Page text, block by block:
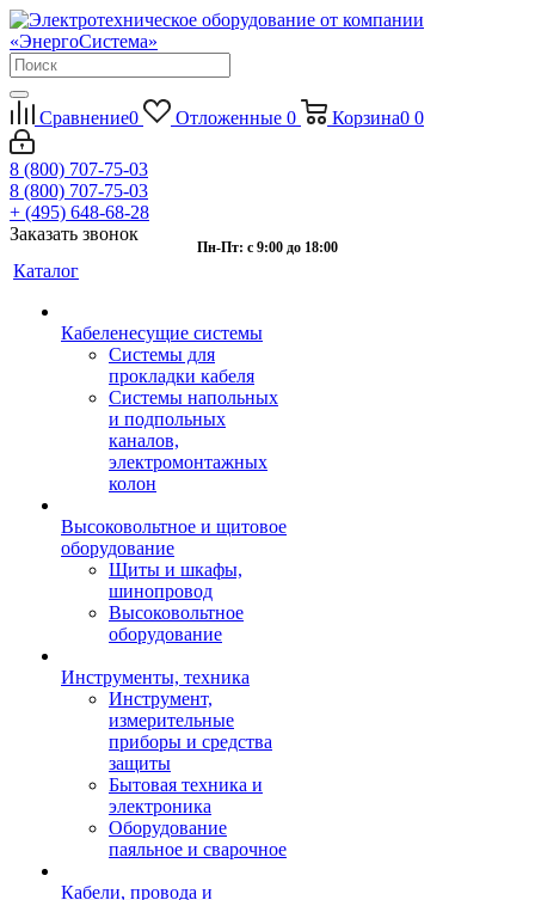
Сравнение0 Отложенные 0 Корзина0 0
8 (800) 707-75-03
8 (800) 707-75-03
+ (495) 648-68-28
Заказать звонок
Пн-Пт: с 9:00 до 18:00
Каталог
Кабеленесущие системы
Системы для
прокладки кабеля
Системы напольных
и подпольных
каналов,
электромонтажных
колон
Высоковольтное и щитовое
оборудование
Щиты и шкафы,
шинопровод
Высоковольтное
оборудование
Инструменты, техника
Инструмент,
измерительные
приборы и средства
защиты
Бытовая техника и
электроника
Оборудование
паяльное и сварочное
Кабели, провода и